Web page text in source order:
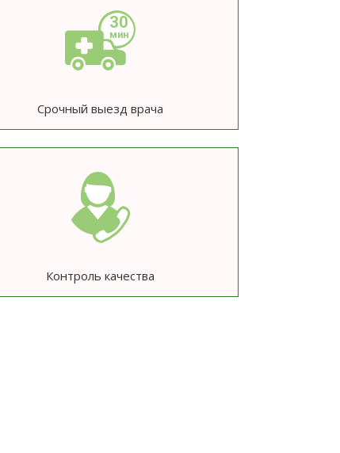
Срочный выезд врача
Контроль качества